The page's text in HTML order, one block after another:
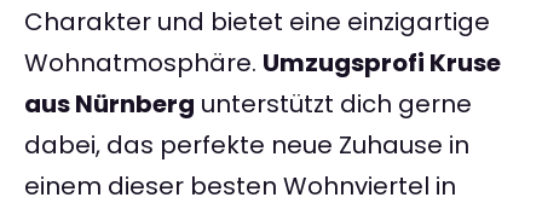
Charakter und bietet eine einzigartige
Wohnatmosphäre. Umzugsprofi Kruse
aus Nürnberg unterstützt dich gerne
dabei, das perfekte neue Zuhause in
einem dieser besten Wohnviertel in